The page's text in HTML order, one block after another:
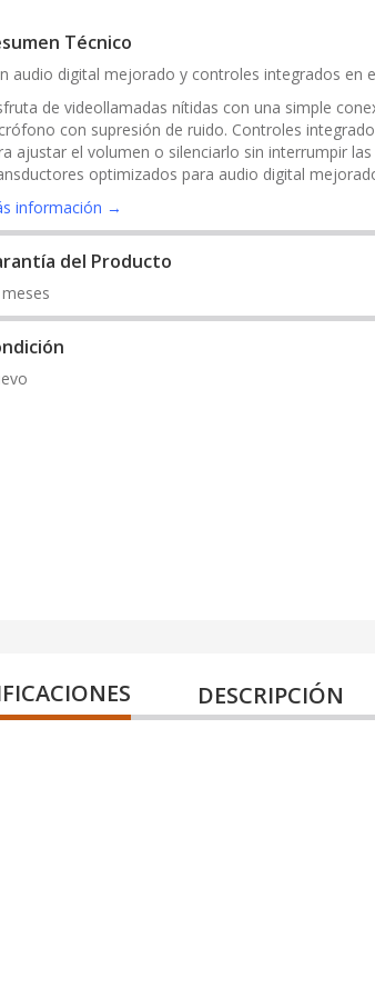
Técnico
audio digital mejorado y controles integrados en
de videollamadas nítidas con una simple
con supresión de ruido. Controles
ajustar el volumen o silenciarlo sin interrumpir las
optimizados para audio digital
información →
del Producto
DESCRIPCIÓN